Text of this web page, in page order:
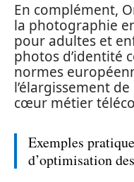
En complément,
la photographie
pour adultes et
photos d’identité
normes
l’élargissement
cœur métier
Exemples
d’optimisation